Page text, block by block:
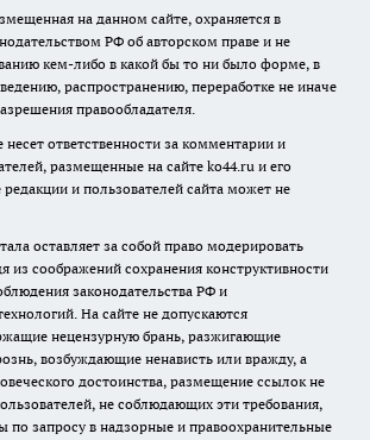
на данном сайте, охраняется в
РФ об авторском праве и не
кем-либо в какой бы то ни было форме, в
распространению, переработке не иначе
правообладателя.
несет ответственности за комментарии и
размещенные на сайте ko44.ru и его
и пользователей сайта может не
оставляет за собой право модерировать
из соображений сохранения конструктивности
законодательства РФ и
На сайте не допускаются
нецензурную брань, разжигающие
возбуждающие ненависть или вражду, а
достоинства, размещение ссылок не
не соблюдающих эти требования,
по запросу в надзорные и правоохранительные